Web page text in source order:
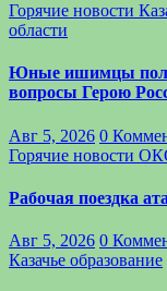
Горячие новости
области
Юные ишимцы
вопросы Герою
Авг 5, 2026 0
Горячие новости
Рабочая поездка
Авг 5, 2026 0
Казачье образование